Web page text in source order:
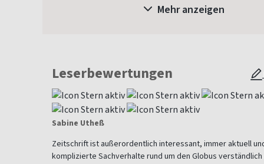
Mehr anzeigen
Leserbewertungen
Sabine Utheß
Zeitschrift ist außerordentlich interessant, immer aktuell
komplizierte Sachverhalte rund um den Globus verständlich